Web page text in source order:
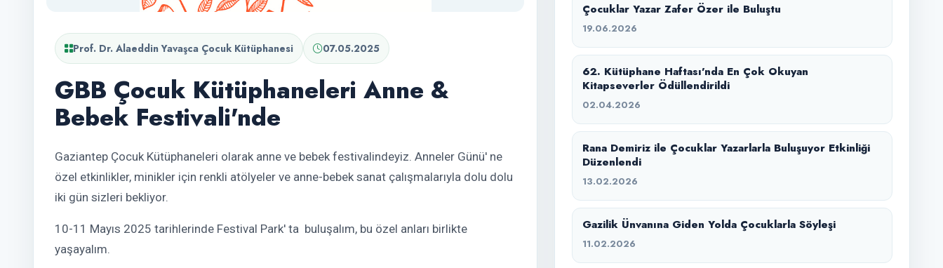
Prof. Dr. Alaeddin Yavaşca Çocuk Kütüphanesi 07.05.2025
GBB Çocuk Kütüphaneleri Anne &
Bebek Festivali'nde
Gaziantep Çocuk Kütüphaneleri olarak anne ve bebek festivalindeyiz. Anneler Günü' ne
özel etkinlikler, minikler için renkli atölyeler ve anne-bebek sanat çalışmalarıyla dolu dolu
iki gün sizleri bekliyor.
10-11 Mayıs 2025 tarihlerinde Festival Park' ta buluşalım, bu özel anları birlikte
yaşayalım.
Çocuklar Yazar Zafer Özer ile Buluştu
19.06.2026
62. Kütüphane Haftası’nda En Çok Okuyan
Kitapseverler Ödüllendirildi
02.04.2026
Rana Demiriz ile Çocuklar Yazarlarla Buluşuyor Etkinliği
Düzenlendi
13.02.2026
Gazilik Ünvanına Giden Yolda Çocuklarla Söyleşi
11.02.2026